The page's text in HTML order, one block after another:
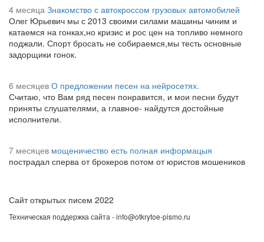
4 месяца Знакомство с автокроссом грузовых автомобилей
Олег Юрьевич мы с 2013 своими силами машины чиним и
катаемся на гонках,но кризис и рос цен на топливо немного
поджали. Спорт бросать не собираемся,мы тесть основные
задорщики гонок.
6 месяцев О предложении песен на нейросетях.
Считаю, что Вам ряд песен понравится, и мои песни будут
приняты слушателями, а главное- найдутся достойные
исполнители.
7 месяцев мощеничество есть полная информацыя
пострадал сперва от брокеров потом от юристов мошеников
Сайт открытых писем 2022
Техническая поддержка сайта - info@otkrytoe-pismo.ru